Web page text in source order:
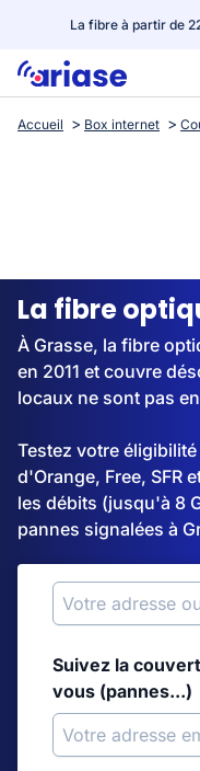
La fibre à partir de
Box internet
Streaming
Accueil Box internet
La fibre
À Grasse, la fibre
en 2011 et couvre
locaux ne sont pas
Testez votre
d'Orange, Free, SFR
les débits (jusqu'à 8
pannes signalées à
Suivez la
vous (pannes...)